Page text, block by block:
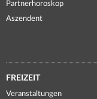
Partnerhoroskop
Aszendent
FREIZEIT
Veranstaltungen